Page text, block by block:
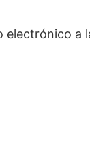
electrónico a